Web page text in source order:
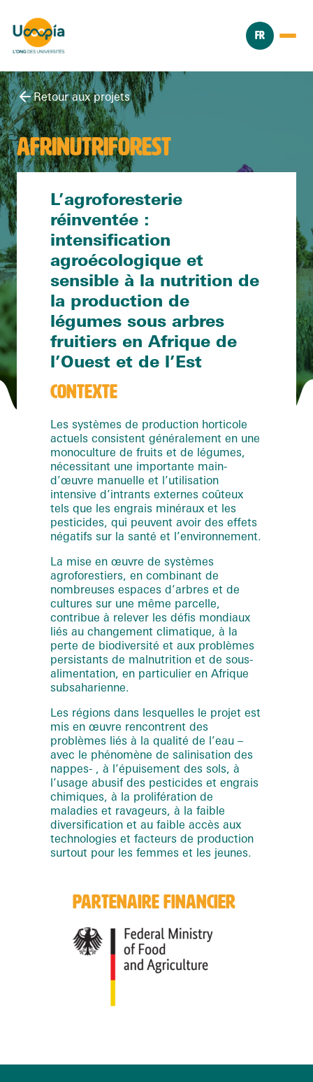
FR
Retour aux projets
AFRINUTRIFOREST
L’agroforesterie
réinventée :
intensification
agroécologique et
sensible à la nutrition de
la production de
légumes sous arbres
fruitiers en Afrique de
l’Ouest et de l’Est
CONTEXTE
Les systèmes de production horticole
actuels consistent généralement en une
monoculture de fruits et de légumes,
nécessitant une importante main-
d’œuvre manuelle et l’utilisation
intensive d’intrants externes coûteux
tels que les engrais minéraux et les
pesticides, qui peuvent avoir des effets
négatifs sur la santé et l’environnement.
La mise en œuvre de systèmes
agroforestiers, en combinant de
nombreuses espaces d’arbres et de
cultures sur une même parcelle,
contribue à relever les défis mondiaux
liés au changement climatique, à la
perte de biodiversité et aux problèmes
persistants de malnutrition et de sous-
alimentation, en particulier en Afrique
subsaharienne.
Les régions dans lesquelles le projet est
mis en œuvre rencontrent des
problèmes liés à la qualité de l’eau –
avec le phénomène de salinisation des
nappes- , à l’épuisement des sols, à
l’usage abusif des pesticides et engrais
chimiques, à la prolifération de
maladies et ravageurs, à la faible
diversification et au faible accès aux
technologies et facteurs de production
surtout pour les femmes et les jeunes.
PARTENAIRE FINANCIER